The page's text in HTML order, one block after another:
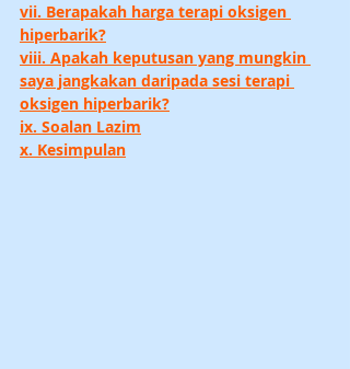
vii. Berapakah harga terapi oksigen
hiperbarik?
viii. Apakah keputusan yang mungkin
saya jangkakan daripada sesi terapi
oksigen hiperbarik?
ix. Soalan Lazim
x. Kesimpulan